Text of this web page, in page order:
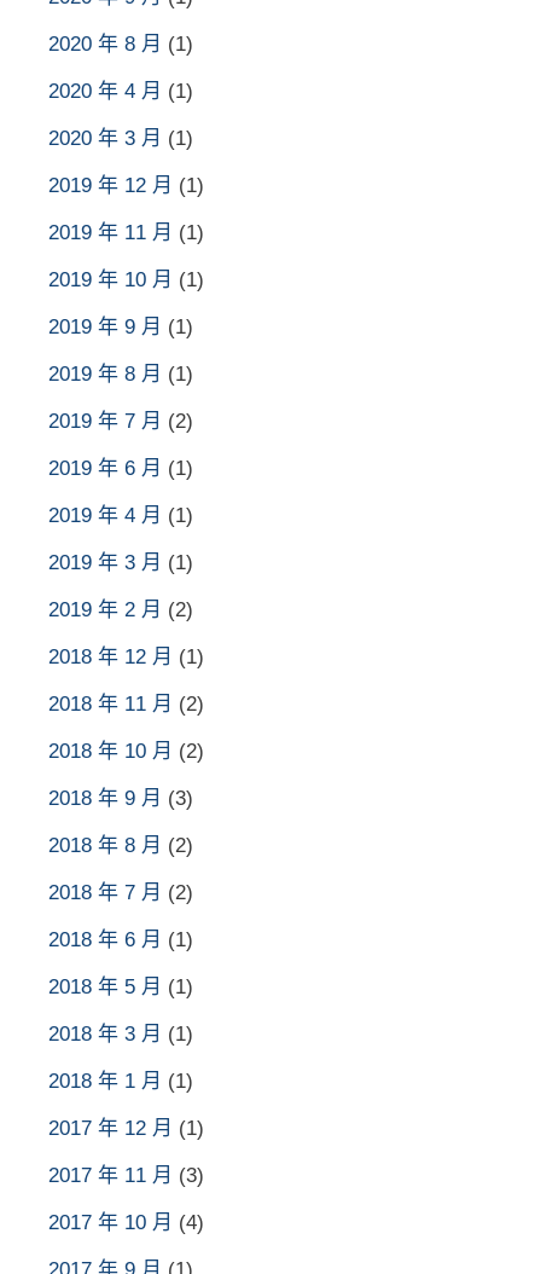
2020 年 8 月 (1)
2020 年 4 月 (1)
2020 年 3 月 (1)
2019 年 12 月 (1)
2019 年 11 月 (1)
2019 年 10 月 (1)
2019 年 9 月 (1)
2019 年 8 月 (1)
2019 年 7 月 (2)
2019 年 6 月 (1)
2019 年 4 月 (1)
2019 年 3 月 (1)
2019 年 2 月 (2)
2018 年 12 月 (1)
2018 年 11 月 (2)
2018 年 10 月 (2)
2018 年 9 月 (3)
2018 年 8 月 (2)
2018 年 7 月 (2)
2018 年 6 月 (1)
2018 年 5 月 (1)
2018 年 3 月 (1)
2018 年 1 月 (1)
2017 年 12 月 (1)
2017 年 11 月 (3)
2017 年 10 月 (4)
2017 年 9 月 (1)